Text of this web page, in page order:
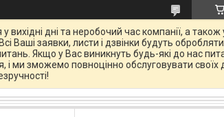
дні та неробочий час компанії, а
заявки, листи і дзвінки будуть
Якщо у Вас виникнуть будь-які до нас
зможемо повноцінно обслуговувати своїх